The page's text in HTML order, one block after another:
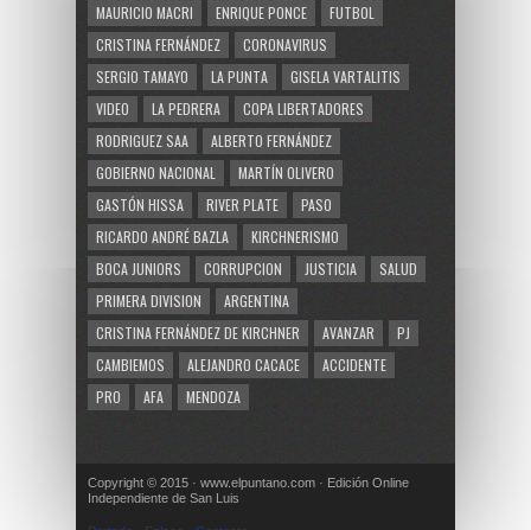
MAURICIO MACRI
ENRIQUE PONCE
FUTBOL
CRISTINA FERNÁNDEZ
CORONAVIRUS
SERGIO TAMAYO
LA PUNTA
GISELA VARTALITIS
VIDEO
LA PEDRERA
COPA LIBERTADORES
RODRIGUEZ SAA
ALBERTO FERNÁNDEZ
GOBIERNO NACIONAL
MARTÍN OLIVERO
GASTÓN HISSA
RIVER PLATE
PASO
RICARDO ANDRÉ BAZLA
KIRCHNERISMO
BOCA JUNIORS
CORRUPCION JUSTICIA
SALUD
PRIMERA DIVISION
ARGENTINA
CRISTINA FERNÁNDEZ DE KIRCHNER
AVANZAR
PJ
CAMBIEMOS
ALEJANDRO CACACE
ACCIDENTE
PRO
AFA MENDOZA
Copyright © 2015 · www.elpuntano.com · Edición Online
Independiente de San Luis